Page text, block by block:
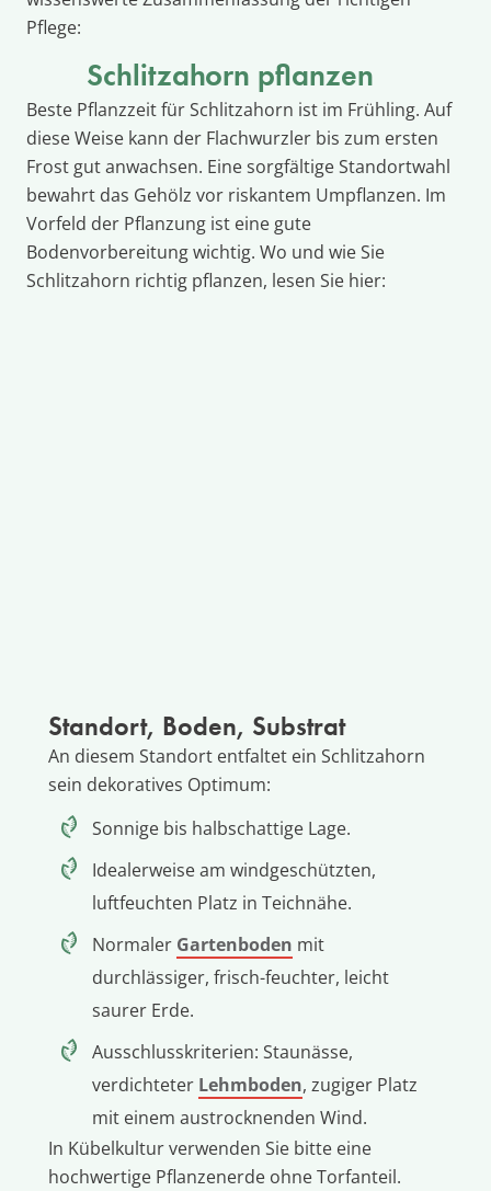
Pflege:
Schlitzahorn pflanzen
Beste Pflanzzeit für Schlitzahorn ist im Frühling. Auf
diese Weise kann der Flachwurzler bis zum ersten
Frost gut anwachsen. Eine sorgfältige Standortwahl
bewahrt das Gehölz vor riskantem Umpflanzen. Im
Vorfeld der Pflanzung ist eine gute
Bodenvorbereitung wichtig. Wo und wie Sie
Schlitzahorn richtig pflanzen, lesen Sie hier:
Standort, Boden, Substrat
An diesem Standort entfaltet ein Schlitzahorn
sein dekoratives Optimum:
Sonnige bis halbschattige Lage.
Idealerweise am windgeschützten,
luftfeuchten Platz in Teichnähe.
Normaler Gartenboden mit
durchlässiger, frisch-feuchter, leicht
saurer Erde.
Ausschlusskriterien: Staunässe,
verdichteter Lehmboden, zugiger Platz
mit einem austrocknenden Wind.
In Kübelkultur verwenden Sie bitte eine
hochwertige Pflanzenerde ohne Torfanteil.